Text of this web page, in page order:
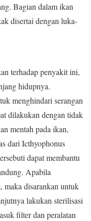
Bagian dalam ikan
disertai dengan luka-
terhadap penyakit ini,
hidupnya.
menghindari serangan
dilakukan dengan tidak
mentah pada ikan,
dari Icthyophonus
dapat membantu
Apabila
maka disarankan untuk
lakukan sterilisasi
filter dan peralatan